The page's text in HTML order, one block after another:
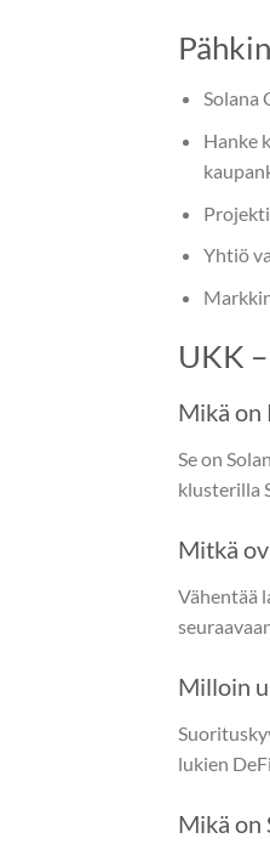
Solana
Hanke
Yhtiö
UKK
Mikä on
Se on
klusterilla
Mitkä
Vähentää
Milloin
lukien
Mikä on